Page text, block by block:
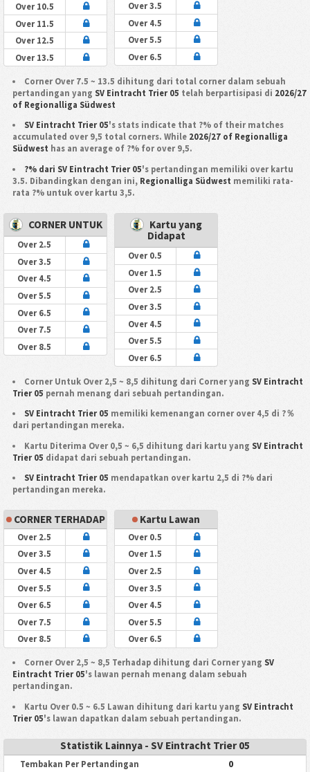
Over 10.5
Over 11.5
Over 12.5
Over 13.5
Over 3.5
Over 4.5
Over 5.5
Over 6.5
Corner Over 7.5 ~ 13.5 dihitung dari total corner dalam sebuah
pertandingan yang SV Eintracht Trier 05 telah berpartisipasi di 2026/27
of Regionalliga Südwest
SV Eintracht Trier 05's stats indicate that ?% of their matches
accumulated over 9,5 total corners. While 2026/27 of Regionalliga
Südwesthas an average of ?% for over 9,5.
?% dari SV Eintracht Trier 05's pertandingan memiliki over kartu
3.5. Dibandingkan dengan ini, Regionalliga Südwest memiliki rata-
rata ?% untuk over kartu 3,5.
CORNER UNTUK
Over 2.5
Over 3.5
Over 4.5
Over 5.5
Over 6.5
Over 7.5
Over 8.5
Kartu yang
Didapat
Over 0.5
Over 1.5
Over 2.5
Over 3.5
Over 4.5
Over 5.5
Over 6.5
Corner Untuk Over 2,5 ~ 8,5 dihitung dari Corner yang SV Eintracht
Trier 05 pernah menang dari sebuah pertandingan.
SV Eintracht Trier 05 memiliki kemenangan corner over 4,5 di ?％
dari pertandingan mereka.
Kartu Diterima Over 0,5 ~ 6,5 dihitung dari kartu yang SV Eintracht
Trier 05 didapat dari sebuah pertandingan.
SV Eintracht Trier 05 mendapatkan over kartu 2,5 di ?% dari
pertandingan mereka.
CORNER TERHADAP
Over 2.5
Over 3.5
Over 4.5
Over 5.5
Over 6.5
Over 7.5
Over 8.5
Kartu Lawan
Over 0.5
Over 1.5
Over 2.5
Over 3.5
Over 4.5
Over 5.5
Over 6.5
Corner Over 2,5 ~ 8,5 Terhadap dihitung dari Corner yang SV
Eintracht Trier 05's lawan pernah menang dalam sebuah
pertandingan.
Kartu Over 0.5 ~ 6.5 Lawan dihitung dari kartu yang SV Eintracht
Trier 05's lawan dapatkan dalam sebuah pertandingan.
Statistik Lainnya - SV Eintracht Trier 05
Tembakan Per Pertandingan 0